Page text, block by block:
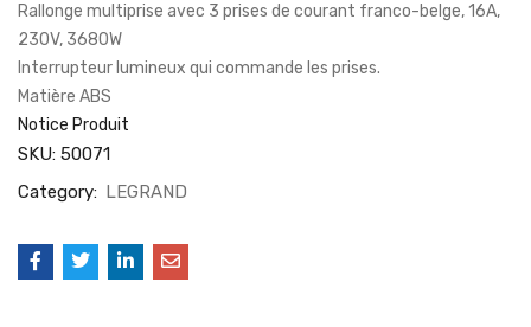
Rallonge multiprise avec 3 prises de courant franco-belge, 16A,
230V, 3680W
Interrupteur lumineux qui commande les prises.
Matière ABS
Notice Produit
SKU: 50071
Category: LEGRAND